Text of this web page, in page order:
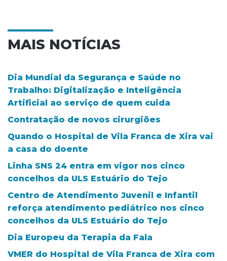
MAIS NOTÍCIAS
Dia Mundial da Segurança e Saúde no
Trabalho: Digitalização e Inteligência
Artificial ao serviço de quem cuida
Contratação de novos cirurgiões
Quando o Hospital de Vila Franca de Xira vai
a casa do doente
Linha SNS 24 entra em vigor nos cinco
concelhos da ULS Estuário do Tejo
Centro de Atendimento Juvenil e Infantil
reforça atendimento pediátrico nos cinco
concelhos da ULS Estuário do Tejo
Dia Europeu da Terapia da Fala
VMER do Hospital de Vila Franca de Xira com